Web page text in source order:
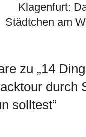
Klagenfurt:
Städtchen am
zu „14
durch
solltest“